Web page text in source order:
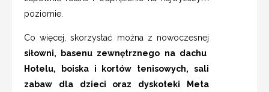
poziomie.
Co więcej, skorzystać można z nowoczesnej
siłowni, basenu zewnętrznego na dachu
Hotelu, boiska i kortów tenisowych, sali
zabaw dla dzieci oraz dyskoteki Meta